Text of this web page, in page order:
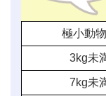
極小動
3kg未
7kg未